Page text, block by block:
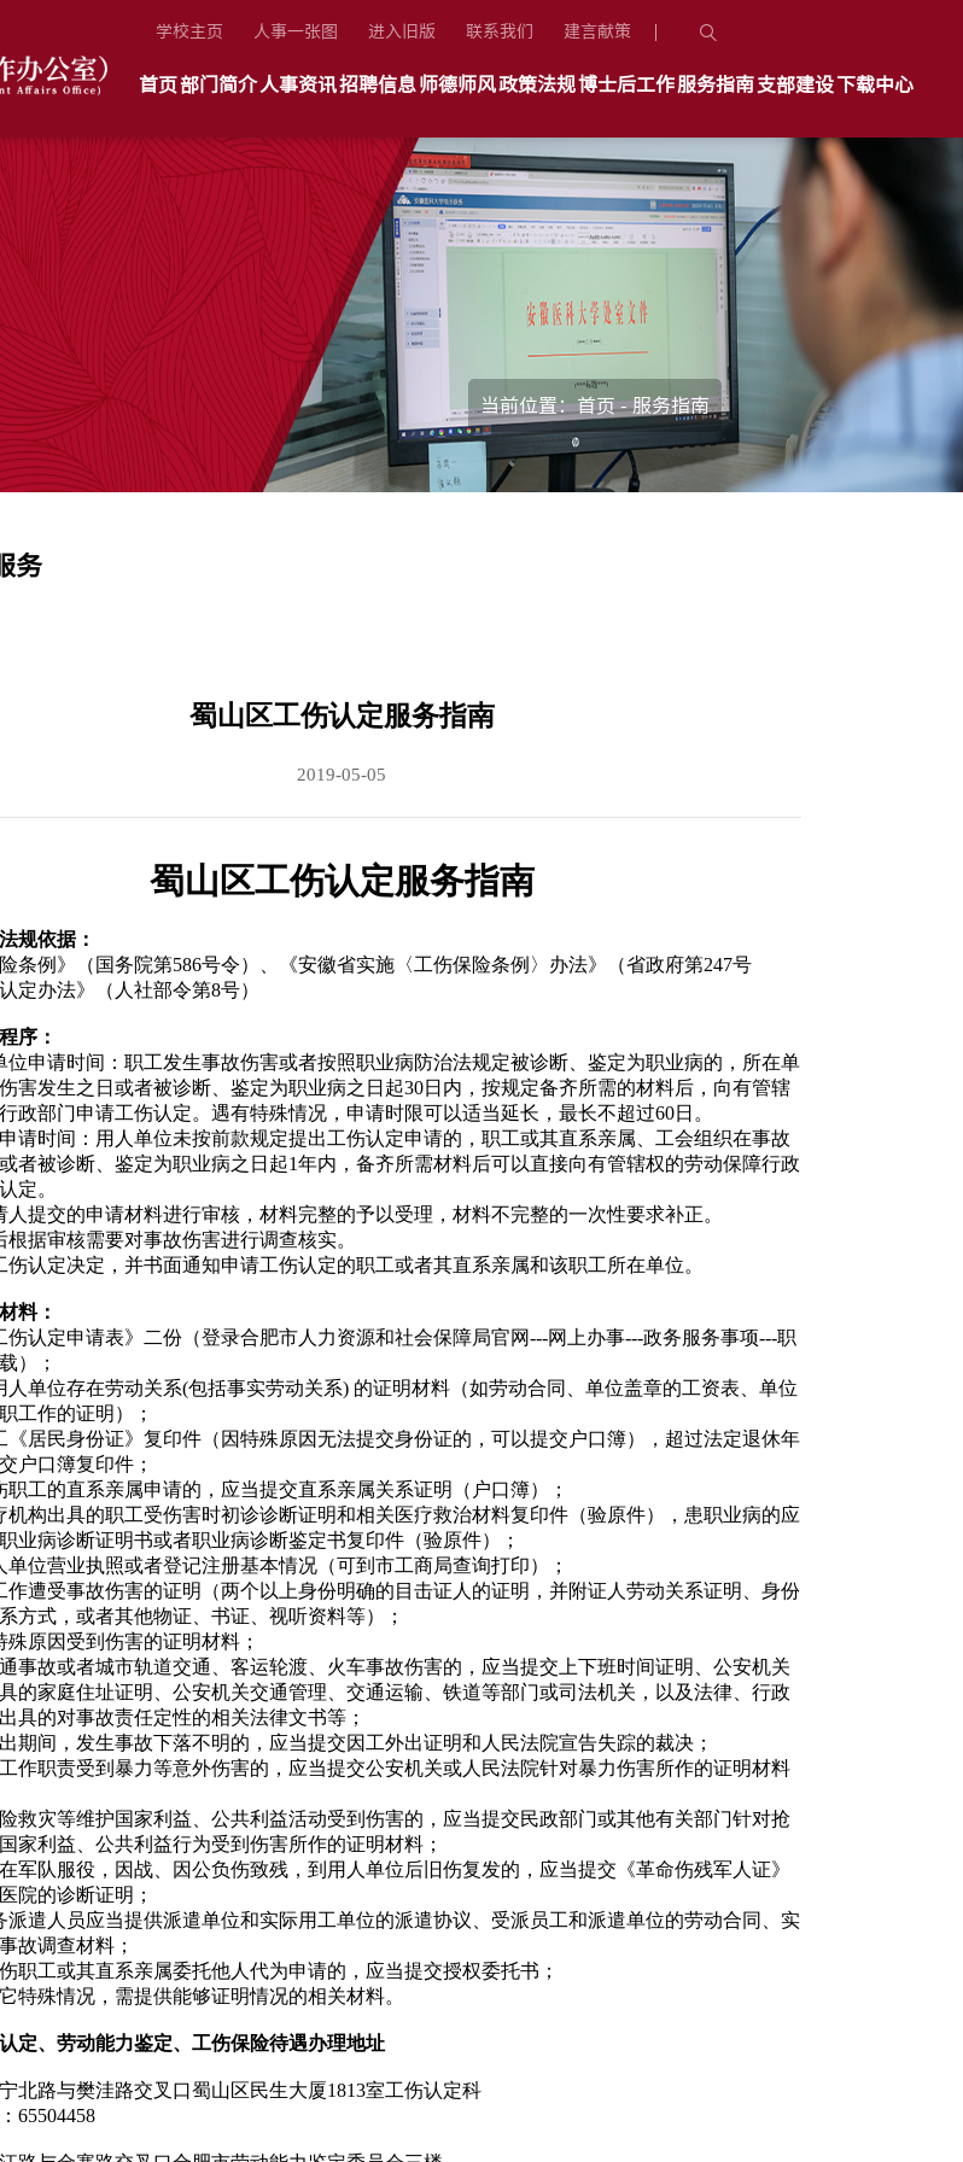
学校主页 人事一张图 进入旧版 联系我们 建言献策
首页部门简介 人事资讯招聘信息 师德师风政策法规博士后工作服务指南支部建设下载中心
当前位置：首页-服务指南
务
蜀山区工伤认定服务指南
2019-05-05
蜀山区工伤认定服务指南
规依据：
险条例》（国务院第586号令）、《安徽省实施〈工伤保险条例〉办法》（省政府第247号
定办法》（人社部令第8号）
序：
位申请时间：职工发生事故伤害或者按照职业病防治法规定被诊断、鉴定为职业病的，所在单
害发生之日或者被诊断、鉴定为职业病之日起30日内，按规定备齐所需的材料后，向有管辖
政部门申请工伤认定。遇有特殊情况，申请时限可以适当延长，最长不超过60日。
请时间：用人单位未按前款规定提出工伤认定申请的，职工或其直系亲属、工会组织在事故
者被诊断、鉴定为职业病之日起1年内，备齐所需材料后可以直接向有管辖权的劳动保障行政
定。
人提交的申请材料进行审核，材料完整的予以受理，材料不完整的一次性要求补正。
根据审核需要对事故伤害进行调查核实。
伤认定决定，并书面通知申请工伤认定的职工或者其直系亲属和该职工所在单位。
料：
伤认定申请表》二份（登录合肥市人力资源和社会保障局官网---网上办事---政务服务事项---职
）；
人单位存在劳动关系(包括事实劳动关系) 的证明材料（如劳动合同、单位盖章的工资表、单位
工作的证明）；
《居民身份证》复印件（因特殊原因无法提交身份证的，可以提交户口簿），超过法定退休年
户口簿复印件；
职工的直系亲属申请的，应当提交直系亲属关系证明（户口簿）；
机构出具的职工受伤害时初诊诊断证明和相关医疗救治材料复印件（验原件），患职业病的应
业病诊断证明书或者职业病诊断鉴定书复印件（验原件）；
单位营业执照或者登记注册基本情况（可到市工商局查询打印）；
作遭受事故伤害的证明（两个以上身份明确的目击证人的证明，并附证人劳动关系证明、身份
方式，或者其他物证、书证、视听资料等）；
殊原因受到伤害的证明材料；
事故或者城市轨道交通、客运轮渡、火车事故伤害的，应当提交上下班时间证明、公安机关
的家庭住址证明、公安机关交通管理、交通运输、铁道等部门或司法机关，以及法律、行政
具的对事故责任定性的相关法律文书等；
期间，发生事故下落不明的，应当提交因工外出证明和人民法院宣告失踪的裁决；
作职责受到暴力等意外伤害的，应当提交公安机关或人民法院针对暴力伤害所作的证明材料
救灾等维护国家利益、公共利益活动受到伤害的，应当提交民政部门或其他有关部门针对抢
家利益、公共利益行为受到伤害所作的证明材料；
军队服役，因战、因公负伤致残，到用人单位后旧伤复发的，应当提交《革命伤残军人证》
院的诊断证明；
派遣人员应当提供派遣单位和实际用工单位的派遣协议、受派员工和派遣单位的劳动合同、实
故调查材料；
职工或其直系亲属委托他人代为申请的，应当提交授权委托书；
特殊情况，需提供能够证明情况的相关材料。
定、劳动能力鉴定、工伤保险待遇办理地址
北路与樊洼路交叉口蜀山区民生大厦1813室工伤认定科
65504458